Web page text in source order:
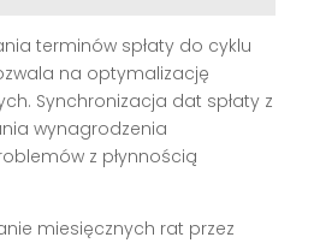
terminów spłaty do cyklu
na optymalizację
Synchronizacja dat spłaty z
wynagrodzenia
z płynnością
miesięcznych rat przez